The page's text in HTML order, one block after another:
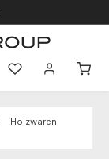
Du hast 0
Holzwaren